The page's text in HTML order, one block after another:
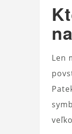
Len